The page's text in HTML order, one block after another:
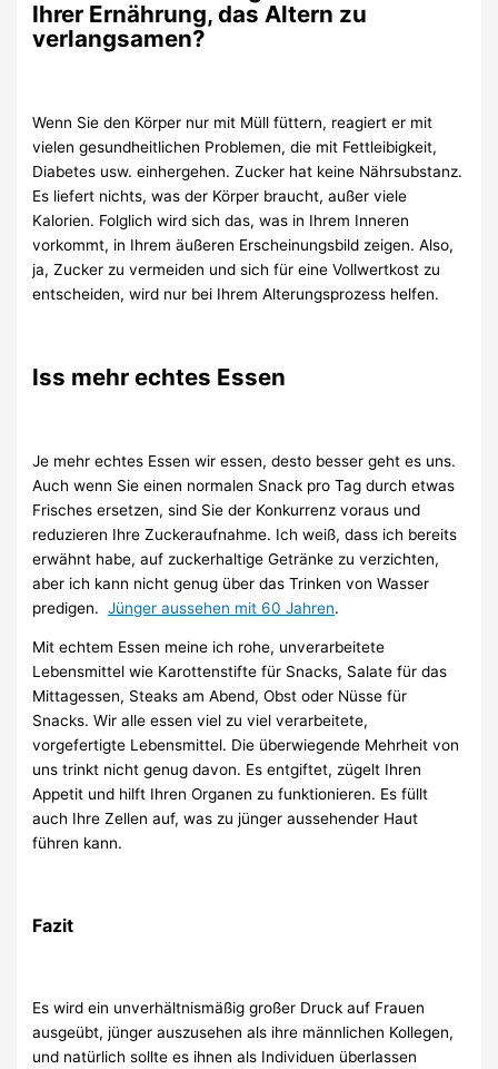
Ihrer Ernährung, das Altern zu
verlangsamen?
Wenn Sie den Körper nur mit Müll füttern, reagiert er mit
vielen gesundheitlichen Problemen, die mit Fettleibigkeit,
Diabetes usw. einhergehen. Zucker hat keine Nährsubstanz.
Es liefert nichts, was der Körper braucht, außer viele
Kalorien. Folglich wird sich das, was in Ihrem Inneren
vorkommt, in Ihrem äußeren Erscheinungsbild zeigen. Also,
ja, Zucker zu vermeiden und sich für eine Vollwertkost zu
entscheiden, wird nur bei Ihrem Alterungsprozess helfen.
Iss mehr echtes Essen
Je mehr echtes Essen wir essen, desto besser geht es uns.
Auch wenn Sie einen normalen Snack pro Tag durch etwas
Frisches ersetzen, sind Sie der Konkurrenz voraus und
reduzieren Ihre Zuckeraufnahme. Ich weiß, dass ich bereits
erwähnt habe, auf zuckerhaltige Getränke zu verzichten,
aber ich kann nicht genug über das Trinken von Wasser
predigen.Jünger aussehen mit 60 Jahren.
Mit echtem Essen meine ich rohe, unverarbeitete
Lebensmittel wie Karottenstifte für Snacks, Salate für das
Mittagessen, Steaks am Abend, Obst oder Nüsse für
Snacks. Wir alle essen viel zu viel verarbeitete,
vorgefertigte Lebensmittel. Die überwiegende Mehrheit von
uns trinkt nicht genug davon. Es entgiftet, zügelt Ihren
Appetit und hilft Ihren Organen zu funktionieren. Es füllt
auch Ihre Zellen auf, was zu jünger aussehender Haut
führen kann.
Fazit
Es wird ein unverhältnismäßig großer Druck auf Frauen
ausgeübt, jünger auszusehen als ihre männlichen Kollegen,
und natürlich sollte es ihnen als Individuen überlassen